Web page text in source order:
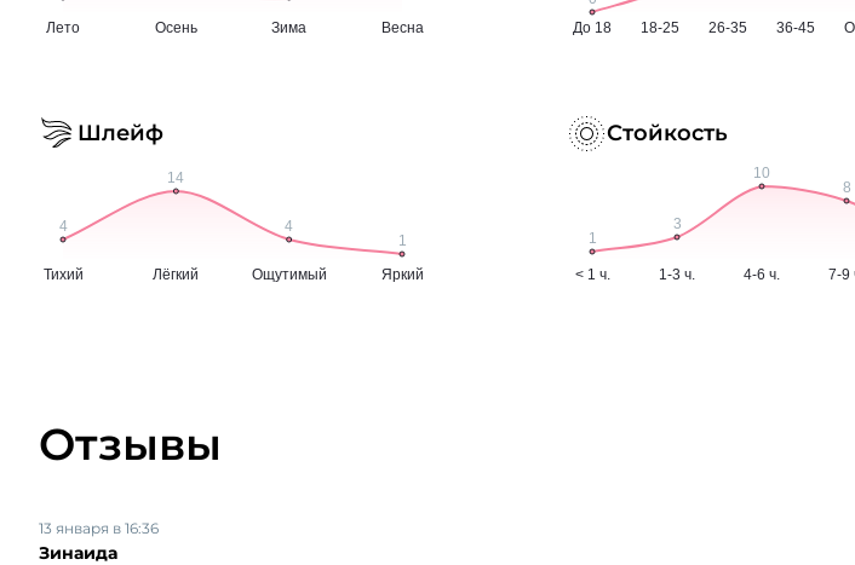
Шлейф Стойкость
Отзывы
Зинаида
13 января в 16:36